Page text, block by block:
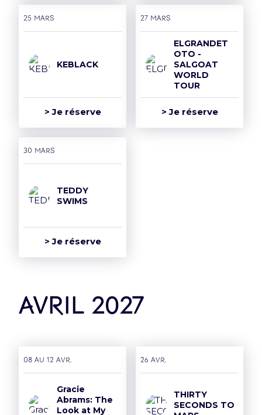
25 mars
KEBLACK
> Je réserve
27 mars
ELGRANDET
OTO -
SALGOAT
WORLD
TOUR
> Je réserve
30 mars
TEDDY
SWIMS
> Je réserve
avril 2027
08 AU 12 avr.
Gracie
Abrams: The
Look at My
26 avr.
THIRTY
SECONDS TO